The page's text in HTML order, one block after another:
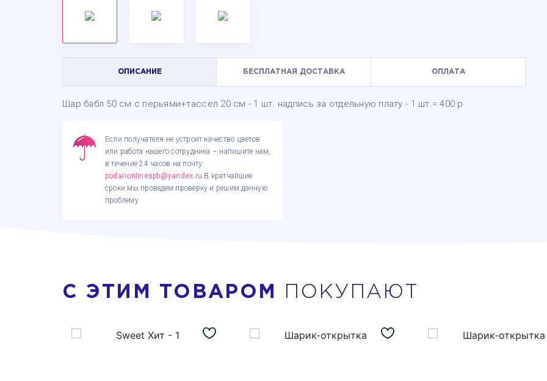
ОПИСАНИЕ БЕСПЛАТНАЯ ДОСТАВКА ОПЛАТА
Шар бабл 50 см с перьями+тассел 20 см - 1 шт. надпись за отдельную плату - 1 шт.= 400 р
Если получателя не устроит качество цветов
или работа нашего сотрудника – напишите нам,
в течение 24 часов на почту:
podarionlinespb@yandex.ru.В кратчайшие
сроки мы проведем проверку и решим данную
проблему
С ЭТИМ ТОВАРОМ ПОКУПАЮТ